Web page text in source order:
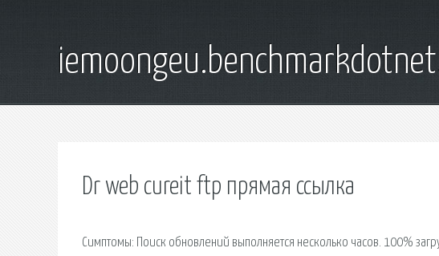
Dr web cureit ftp прямая ссылка
Симптомы: Поиск обновлений выполняется несколько часов. 100%